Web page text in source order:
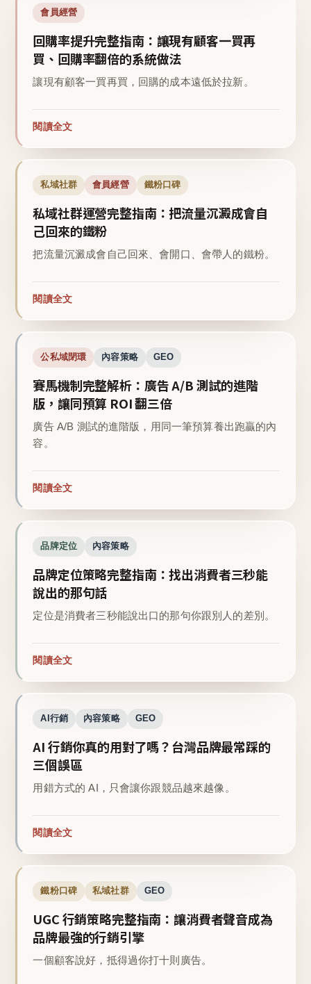
會員經營
回購率提升完整指南：讓現有顧客一買再
買、回購率翻倍的系統做法
讓現有顧客一買再買，回購的成本遠低於拉新。
閱讀全文
私域社群 會員經營 鐵粉口碑
私域社群運營完整指南：把流量沉澱成會自
己回來的鐵粉
把流量沉澱成會自己回來、會開口、會帶人的鐵粉。
閱讀全文
公私域閉環 內容策略 GEO
賽馬機制完整解析：廣告 A/B 測試的進階
版，讓同預算 ROI 翻三倍
廣告 A/B 測試的進階版，用同一筆預算養出跑贏的內
容。
閱讀全文
品牌定位 內容策略
品牌定位策略完整指南：找出消費者三秒能
說出的那句話
定位是消費者三秒能說出口的那句你跟別人的差別。
閱讀全文
AI行銷 內容策略 GEO
AI 行銷你真的用對了嗎？台灣品牌最常踩的
三個誤區
用錯方式的 AI，只會讓你跟競品越來越像。
閱讀全文
鐵粉口碑 私域社群 GEO
UGC 行銷策略完整指南：讓消費者聲音成為
品牌最強的行銷引擎
一個顧客說好，抵得過你打十則廣告。